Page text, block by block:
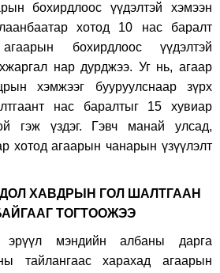
бохирдлоос үүдэлтэй хэмээн
хотод 10 нас баралт
бохирдлоос үүдэлтэй
нар дурджээ. Уг нь, агаар
хэмжээг бууруулснаар зүрх
нас баралтыг 15 хувиар
гэж үздэг. Гэвч манай улсад,
хотод агаарын чанарын үзүүлэлт
ХАВДРЫН ГОЛ ШАЛТГААН
ТОГТООЖЭЭ
мэндийн албаны дарга
тайлангаас харахад агаарын